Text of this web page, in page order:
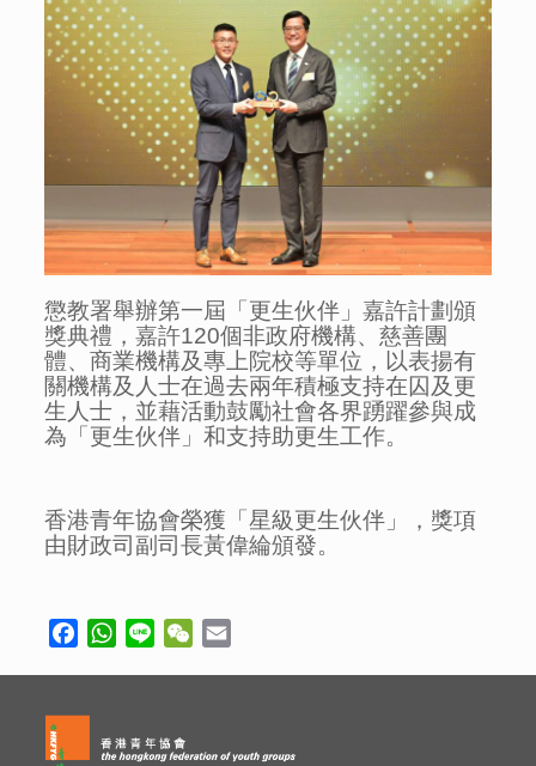
懲教署舉辦第一屆「更生伙伴」嘉許計劃頒
獎典禮，嘉許120個非政府機構、慈善團
體、商業機構及專上院校等單位，以表揚有
關機構及人士在過去兩年積極支持在囚及更
生人士，並藉活動鼓勵社會各界踴躍參與成
為「更生伙伴」和支持助更生工作。
香港青年協會榮獲「星級更生伙伴」，獎項
由財政司副司長黃偉綸頒發。
FacebookWhatsApp
Line WeChat